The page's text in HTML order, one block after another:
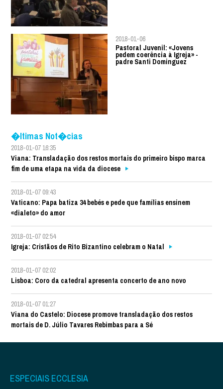
2018-01-06
Pastoral Juvenil: «Jovens
pedem coerência à Igreja» -
padre Santi Dominguez
�ltimas Not�cias
2018-01-07 16:35
Viana: Transladação dos restos mortais do primeiro bispo marca
fim de uma etapa na vida da diocese
2018-01-07 09:43
Vaticano: Papa batiza 34 bebés e pede que famílias ensinem
«dialeto» do amor
2018-01-07 02:54
Igreja: Cristãos de Rito Bizantino celebram o Natal
2018-01-07 02:02
Lisboa: Coro da catedral apresenta concerto de ano novo
2018-01-07 01:27
Viana do Castelo: Diocese promove transladação dos restos
mortais de D. Júlio Tavares Rebimbas para a Sé
ESPECIAIS ECCLESIA